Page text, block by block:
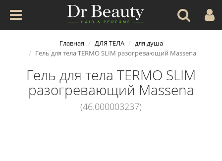
Главная ДЛЯ ТЕЛА
для душа
Гель для тела TERMO SLIM разогревающий Massena
Гель для тела TERMO SLIM
разогревающий Massena
(46.000003237)